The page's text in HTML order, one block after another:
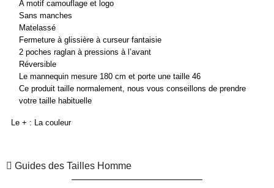
A motif camouflage et logo
Sans manches
Matelassé
Fermeture à glissière à curseur fantaisie
2 poches raglan à pressions à l’avant
Réversible
Le mannequin mesure 180 cm et porte une taille 46
Ce produit taille normalement, nous vous conseillons de prendre
votre taille habituelle
Le + : La couleur
Guides des Tailles Homme